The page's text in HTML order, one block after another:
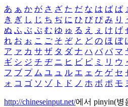
あ ぁ か が さ ざ た だ な は ば ぱ
き ぎ し じ ち ぢ に ひ び ぴ み り
ぬ ふ ぶ ぷ む ゆ ゅ る え ぇ け げ
れ お ぉ こ ご そ ぞ と ど の ほ ぼ
ア ァ カ サ ザ タ ダ ナ ハ バ パ マ
ギ シ ジ チ ヂ ニ ヒ ビ ピ ミ リ ウ
フ ブ プ ム ユ ュ ル エ ェ ケ ゲ セ
ォ コ ゴ ソ ゾ ト ド ノ ホ ボ ポ モ
http://chineseinput.net/에서 pinyin(병